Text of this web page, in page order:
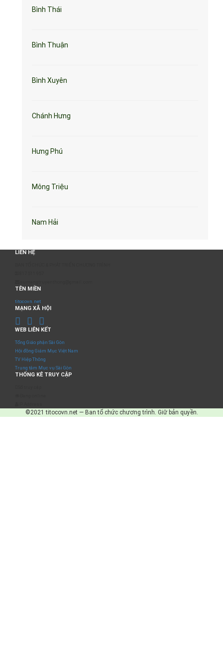
Bình Thái
Bình Thuận
Bình Xuyên
Chánh Hưng
Hưng Phú
Mông Triệu
Nam Hải
LIÊN HỆ
TÊN MIỀN
titocovn.net
MẠNG XÃ HỘI
WEB LIÊN KẾT
Tổng Giáo phận Sài Gòn
Hội đồng Giám Mục Việt Nam
TV Hiệp Thông
Trung tâm Mục vụ Sài Gòn
THỐNG KÊ TRUY CẬP
©2021 titocovn.net — Ban tổ chức chương trình. Giữ bản quyền.